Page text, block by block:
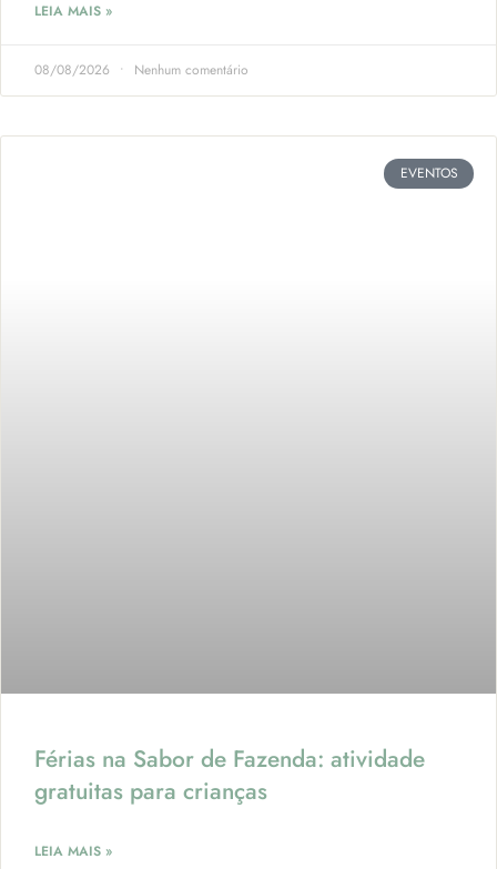
LEIA MAIS »
08/08/2026 Nenhum comentário
EVENTOS
Férias na Sabor de Fazenda: atividade
gratuitas para crianças
LEIA MAIS »